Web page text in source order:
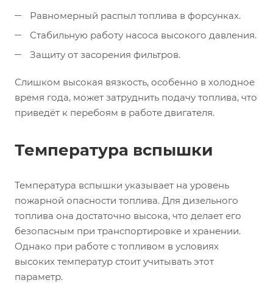
Равномерный распыл топлива в форсунках.
Стабильную работу насоса высокого давления.
Защиту от засорения фильтров.
Слишком высокая вязкость, особенно в холодное
время года, может затруднить подачу топлива, что
приведёт к перебоям в работе двигателя.
Температура вспышки
Температура вспышки указывает на уровень
пожарной опасности топлива. Для дизельного
топлива она достаточно высока, что делает его
безопасным при транспортировке и хранении.
Однако при работе с топливом в условиях
высоких температур стоит учитывать этот
параметр.